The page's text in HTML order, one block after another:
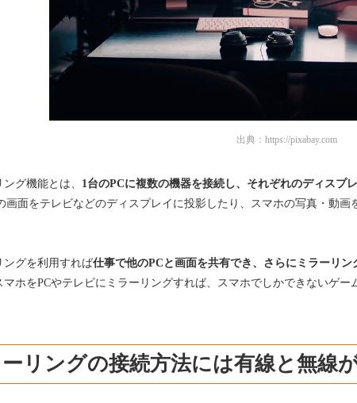
出典： https://pixabay.com
グ機能とは、 1台のPCに複数の機器を接続し、それぞれのディスプ
画面をテレビなどのディスプレイに投影したり、スマホの写真・動画
ングを利用すれば仕事で他のPCと画面を共有でき、さらにミラーリ
マホをPCやテレビにミラーリングすれば、スマホでしかできないゲー
リングの接続方法には有線と無線